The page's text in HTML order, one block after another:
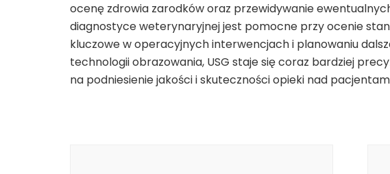
ocenę zdrowia zarodków oraz przewidywanie
diagnostyce weterynaryjnej jest pomocne przy ocenie
kluczowe w operacyjnych interwencjach i planowaniu
technologii obrazowania, USG staje się coraz bardziej
na podniesienie jakości i skuteczności opieki nad